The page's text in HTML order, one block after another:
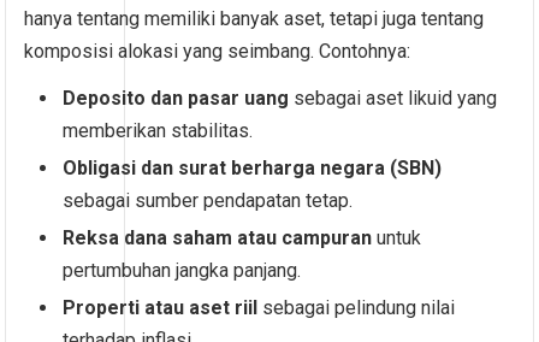
hanya tentang memiliki banyak aset, tetapi juga tentang
komposisi alokasi yang seimbang. Contohnya:
Deposito dan pasar uang sebagai aset likuid yang
memberikan stabilitas.
Obligasi dan surat berharga negara (SBN)
sebagai sumber pendapatan tetap.
Reksa dana saham atau campuran untuk
pertumbuhan jangka panjang.
Properti atau aset riil sebagai pelindung nilai